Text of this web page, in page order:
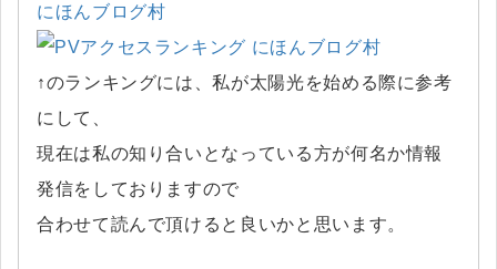
にほんブログ村
↑のランキングには、私が太陽光を始める際に参考
にして、
現在は私の知り合いとなっている方が何名か情報
発信をしておりますので
合わせて読んで頂けると良いかと思います。